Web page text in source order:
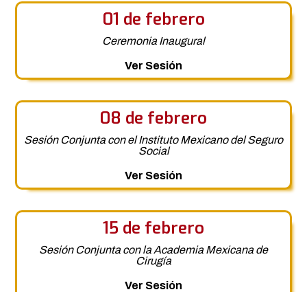
01 de febrero
Ceremonia Inaugural
Ver Sesión
08 de febrero
Sesión Conjunta con el Instituto Mexicano del Seguro
Social
Ver Sesión
15 de febrero
Sesión Conjunta con la Academia Mexicana de
Cirugía
Ver Sesión